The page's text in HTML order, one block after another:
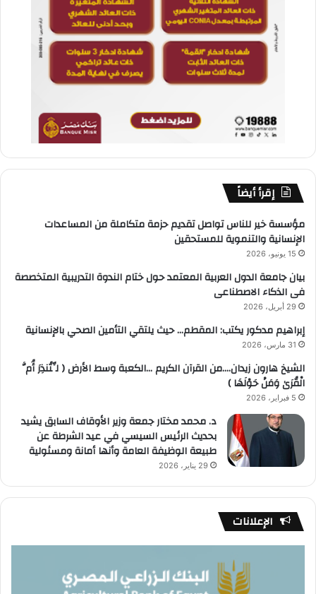
إقرأ أيضاً
مؤسسة خير للناس تواصل تقديم حزمة متكاملة من المساعدات
الإنسانية والتنموية للمستحقين
15 يونيو، 2026
بيان جامعة الدول العربية المعتمد حول ختام الندوة التدريبية المتخصصة
فى الذكاء الاصطناعى
29 أبريل، 2026
إبراهيم مدكور يكتب: المقطم… حيث يلتقي التأمين الصحي بالإنسانية
31 مارس، 2026
الشيخ هارون زيدان….من القرآن الكريم …الكعبة وسط الأرض ( لِّتُنذِرَ أُمَّ
الْقُرَىٰ وَمَنْ حَوْلَهَا )
5 فبراير، 2026
د. محمد مختار جمعة وزير الأوقاف السابق يشيد
بحديث الرئيس السيسي في عيد الشرطة عن
طبيعة الوظيفة العامة وأنها أمانة ومسئولية
29 يناير، 2026
الإعلانات